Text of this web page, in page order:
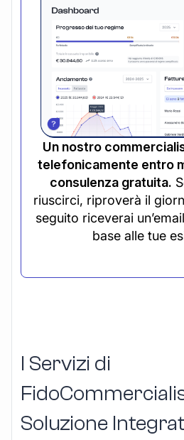
Un nostro
telefonicamente entro
consulenza gratuita.
riuscirci, riproverà il
seguito riceverai
base alle tue
I Servizi di
Soluzione